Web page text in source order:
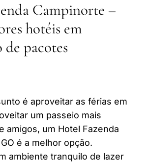
Campinorte –
hotéis em
pacotes
é aproveitar as férias em
um passeio mais
amigos, um Hotel Fazenda
é a melhor opção.
ambiente tranquilo de lazer